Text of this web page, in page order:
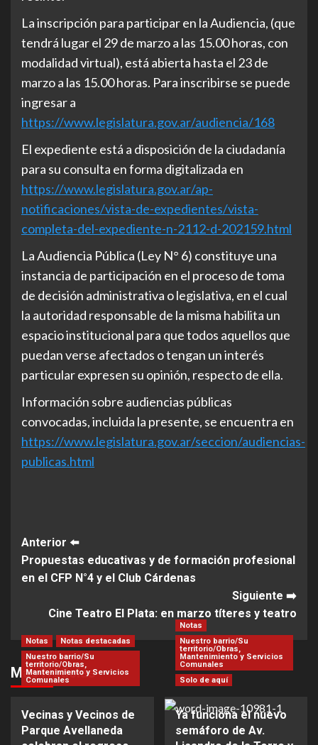
La inscripción para participar en la Audiencia, (que
tendrá lugar el 29 de marzo a las 15.00 horas, con
modalidad virtual), está abierta hasta el 23 de
marzo a las 15.00 horas. Para inscribirse se puede
ingresar a
https://www.legislatura.gov.ar/audiencia/168
El expediente está a disposición de la ciudadanía
para su consulta en forma digitalizada en
https://www.legislatura.gov.ar/ap-
notificaciones/vista-de-expedientes/vista-
completa-del-expediente-n-2112-d-202159.html
La Audiencia Pública (Ley N° 6) constituye una
instancia de participación en el proceso de toma
de decisión administrativa o legislativa, en el cual
la autoridad responsable de la misma habilita un
espacio institucional para que todos aquellos que
puedan verse afectados o tengan un interés
particular expresen su opinión, respecto de ella.
Información sobre audiencias públicas
convocadas, incluida la presente, se encuentra en
https://www.legislatura.gov.ar/seccion/audiencias-
publicas.html
Post
Navigation
Anterior ⬅️
Propuestas educativas y de formación profesional
en el CFP N°4 y el Club Cárdenas
Siguiente ➡️
Cine Teatro El Plata: en marzo títeres y teatro
Más Noticias
Notas
Notas destacadas
Nuestro barrio/Su
territorio/Obras,
Mantenimiento y Servicios
Comunales
Vecinas y Vecinos de
Parque Avellaneda
Notas
Nuestro barrio/Su
territorio/Obras,
Mantenimiento y Servicios
Comunales
Solo de aquí
Ya funciona el nuevo
semáforo de Av.